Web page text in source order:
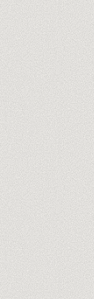
WEWEB